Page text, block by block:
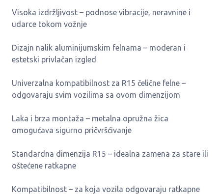
Visoka izdržljivost – podnose vibracije, neravnine i
udarce tokom vožnje
Dizajn nalik aluminijumskim felnama – moderan i
estetski privlačan izgled
Univerzalna kompatibilnost za R15 čelične felne –
odgovaraju svim vozilima sa ovom dimenzijom
Laka i brza montaža – metalna opružna žica
omogućava sigurno pričvršćivanje
Standardna dimenzija R15 – idealna zamena za stare ili
oštećene ratkapne
Kompatibilnost – za koja vozila odgovaraju ratkapne